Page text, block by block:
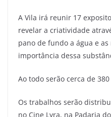
A Vila irá reunir 17
revelar a criatividade
pano de fundo a água e as
importância dessa
Ao todo serão cerca de
Os trabalhos serão
no Cine Lyra, na Padaria